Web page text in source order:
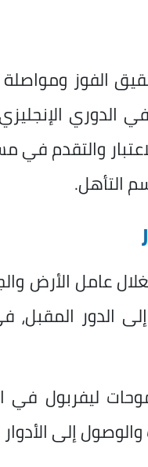
الفوز
الإنجليزي
والتقدم
التأهل.
عامل الأرض
الدور
ليفربول
إلى